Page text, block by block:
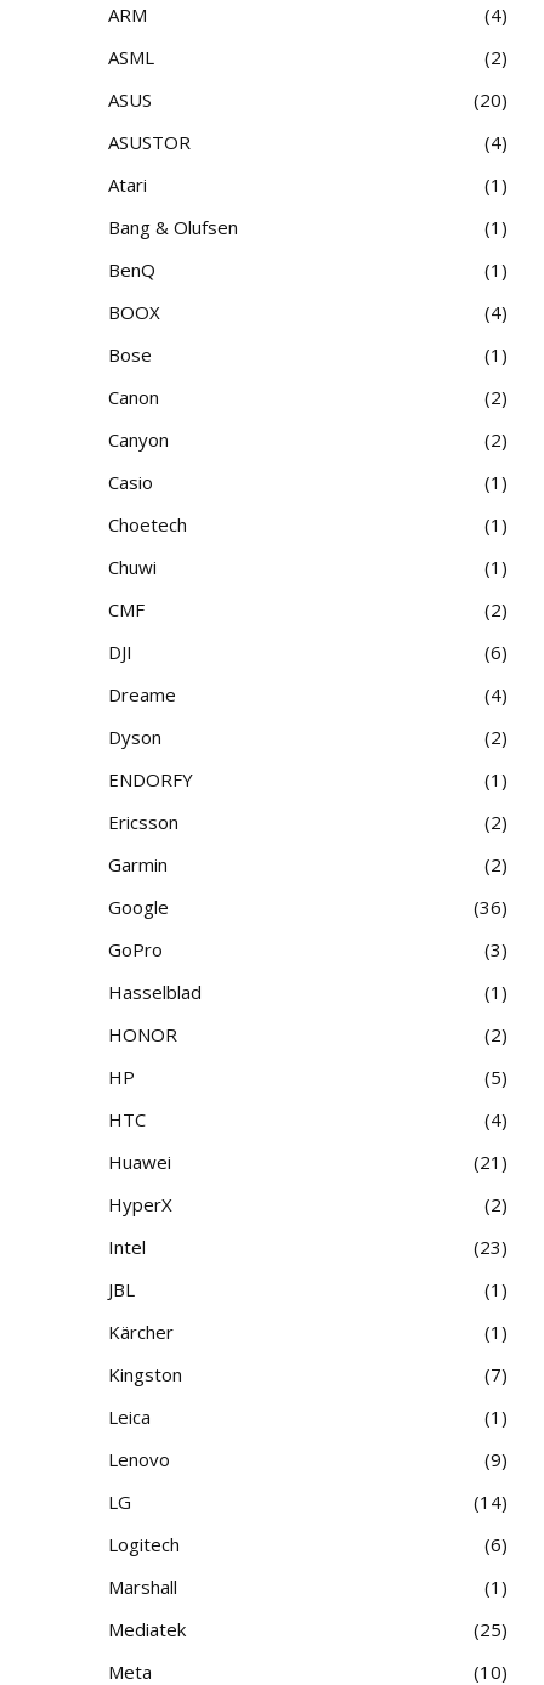
ARM
4
ASML
2
ASUS
20
ASUSTOR
4
Atari
1
Bang & Olufsen
1
BenQ
1
BOOX
4
Bose
1
Canon
2
Canyon
2
Casio
1
Choetech
1
Chuwi
1
CMF
2
DJI
6
Dreame
4
Dyson
2
ENDORFY
1
Ericsson
2
Garmin
2
Google
36
GoPro
3
Hasselblad
1
HONOR
2
HP
5
HTC
4
Huawei
21
HyperX
2
Intel
23
JBL
1
Kärcher
1
Kingston
7
Leica
1
Lenovo
9
LG
14
Logitech
6
Marshall
1
Mediatek
25
Meta
10